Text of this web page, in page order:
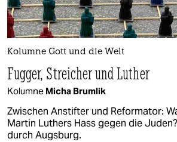
Kolumne Gott und die Welt
Fugger, Streicher und Luther
Kolumne Micha Brumlik
Zwischen Anstifter und Reformator:
Martin Luthers Hass gegen die
durch Augsburg.